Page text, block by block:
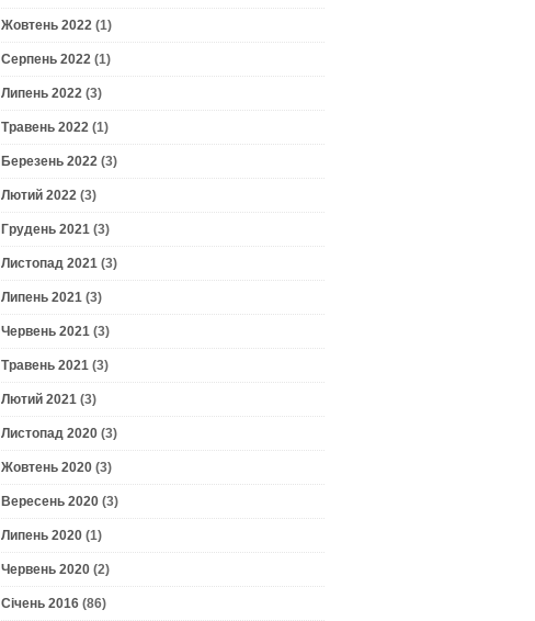
Жовтень 2022 (1)
Серпень 2022 (1)
Липень 2022 (3)
Травень 2022 (1)
Березень 2022 (3)
Лютий 2022 (3)
Грудень 2021 (3)
Листопад 2021 (3)
Липень 2021 (3)
Червень 2021 (3)
Травень 2021 (3)
Лютий 2021 (3)
Листопад 2020 (3)
Жовтень 2020 (3)
Вересень 2020 (3)
Липень 2020 (1)
Червень 2020 (2)
Січень 2016 (86)